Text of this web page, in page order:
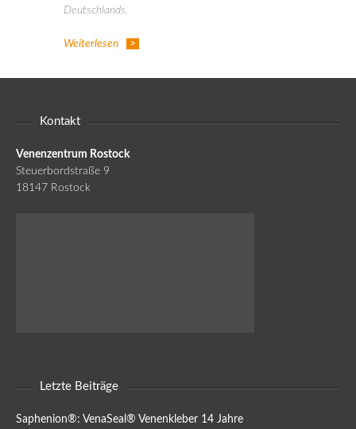
Deutschlands.
Weiterlesen
Kontakt
Venenzentrum Rostock
Steuerbordstraße 9
18147 Rostock
Letzte Beiträge
Saphenion®: VenaSeal® Venenkleber 14 Jahre